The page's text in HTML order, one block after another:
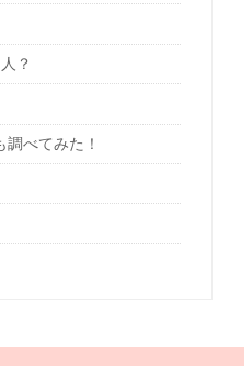
？
べてみた！